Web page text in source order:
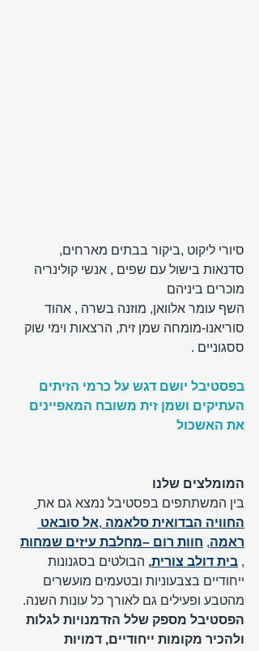
סיורי ליקוט ,ביקור בבתים מארחים,
סדנאות בישול עם שפים , אנשי קולינריה
מוכרים ביניהם
השף עומר אלוואן, מוזנה בשרה , אהוד
סוריאנו-מומחה שמן זית, הרצאות וימי שוק
ססגוניים .
בפסטיבל יושם דגש על כרמי הזיתים
העתיקים ושמן זית משובח המאפיינים
את האשכול
המומלצים שלנו
בין המשתתפים בפסטיבל נמצא גם את
החוויה הבדואית סלאמה ,אל סובאט
ראמה, חוות רום –מחלבת עיזים שמחות
, בית דולב צורית, הבולטים בסגנונות
ייחודיים בצבעוניות ובטעמים מועשרים
מהטבע ופעילים גם לאורך כל עונות השנה.
הפסטיבל מספק שלל הזדמנויות לגלות
ולהכיר מקומות ייחודיים, דמויות